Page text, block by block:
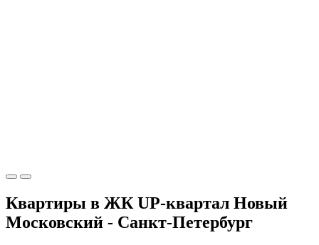
Квартиры в ЖК UP-квартал Новый
Московский - Санкт-Петербург